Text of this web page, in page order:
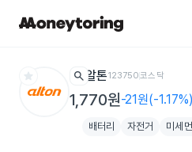
star search 알톤123750코스닥
1,770원-21원(-1.17%)
배터리 자전거 미세